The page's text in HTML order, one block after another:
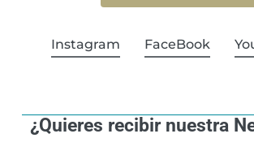
Instagram FaceBook
¿Quieres recibir nuestra